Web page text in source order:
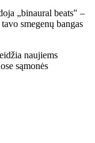
„binaural beats" –
smegenų bangas
naujiems
sąmonės